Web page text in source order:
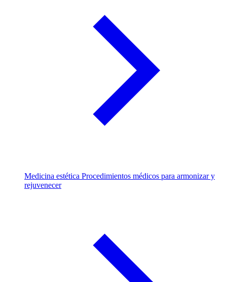
Medicina estética Procedimientos médicos para armonizar y
rejuvenecer